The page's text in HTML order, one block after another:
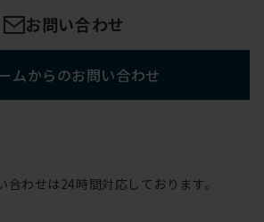
お問い合わせ
ムからのお問い合わせ
わせは24時間対応しております。